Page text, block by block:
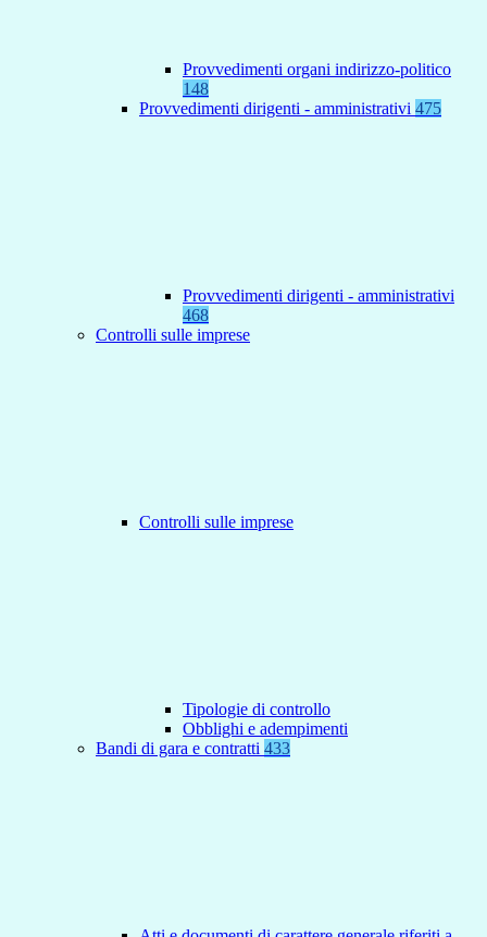
Provvedimenti organi indirizzo-politico
148
Provvedimenti dirigenti - amministrativi 475
Provvedimenti dirigenti - amministrativi
468
Controlli sulle imprese
Controlli sulle imprese
Tipologie di controllo
Obblighi e adempimenti
Bandi di gara e contratti 433